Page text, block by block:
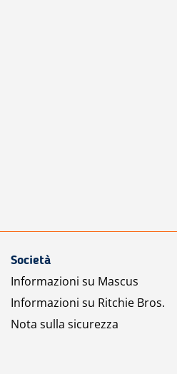
Società
Informazioni su Mascus
Informazioni su Ritchie Bros.
Nota sulla sicurezza